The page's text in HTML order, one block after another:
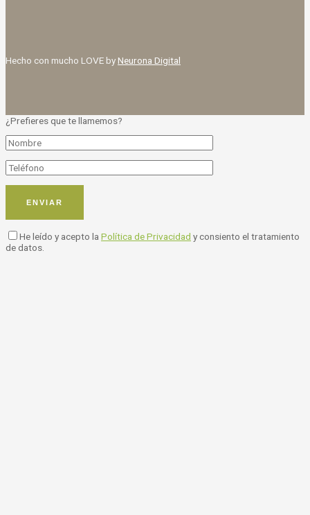
Hecho con mucho LOVE byNeurona Digital
¿Prefieres que te llamemos?
He leído y acepto la Política de Privacidad y consiento el tratamiento
de datos.